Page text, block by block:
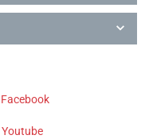
Facebook
Youtube